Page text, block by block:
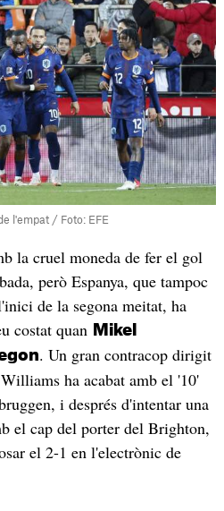
l'empat / Foto: EFE
la cruel moneda de fer el gol
però Espanya, que tampoc
de la segona meitat, ha
costat quan Mikel
. Un gran contracop dirigit
ha acabat amb el '10'
i després d'intentar una
el cap del porter del Brighton,
el 2-1 en l'electrònic de